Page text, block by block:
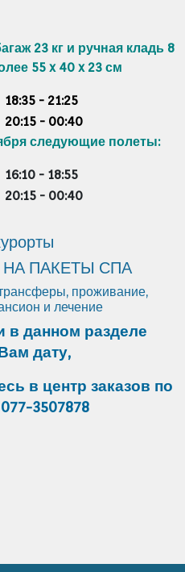
23 кг и ручная кладь 8
55 x 40 x 23 см
18:35 - 21:25
20:15 - 00:40
следующие полеты:
16:10 - 18:55
20:15 - 00:40
ПАКЕТЫ СПА
проживание,
и лечение
данном разделе
дату,
в центр заказов по
3507878